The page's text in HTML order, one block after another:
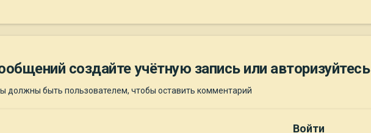
создайте учётную запись или авторизуйтесь
должны быть пользователем, чтобы оставить комментарий
Войти